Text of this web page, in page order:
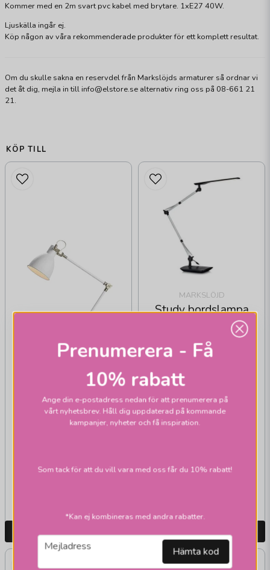
Kommer med en 2m svart pvc kabel med brytare. 1xE27 40W.
Ljuskälla ingår ej.
Köp någon av våra rekommenderade produkter för ett komplett resultat.
Om du skulle sakna en reservdel från Markslöjds armaturer så ordnar vi
det åt dig, mejla in till info@elstore.se alternativ ring oss på 08-661 21
21.
KÖP TILL
1 395 kr
MARKSLÖJD
Study bordslampa
1 795 kr
Prenumerera - Få
10% rabatt
Ange din e-postadress nedan för att prenumerera på
vårt nyhetsbrev. Håll dig uppdaterad på kommande
kampanjer, nyheter och få inspiration.
Som tack för att du vill vara med oss får du 10% rabatt!
*Kan ej kombineras med andra rabatter.
email
Mejladress Hämta kod